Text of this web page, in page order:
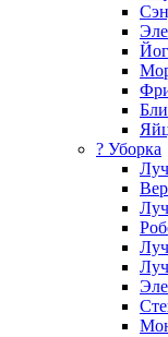
? Уборка